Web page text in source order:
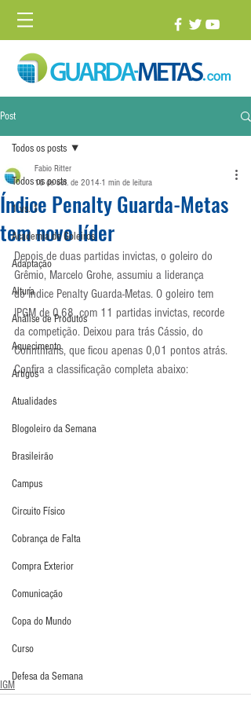
Post
Todos os posts
1 vs. 1
Academia de Goleiros
Adaptação
Altura
Análise de Produtos
Aquecimento
Artigos
Atualidades
Blogoleiro da Semana
Brasileirão
Campus
Circuito Físico
Cobrança de Falta
Compra Exterior
Comunicação
Copa do Mundo
Curso
Defesa da Semana
Todos os posts
Índice Penalty Guarda-Metas
tem novo líder
Fabio Ritter
16 de set. de 2014 1 min de leitura
Depois de duas partidas invictas, o goleiro do
Grêmio, Marcelo Grohe, assumiu a liderança
do Índice Penalty Guarda-Metas. O goleiro tem
IPGM de 0,68, com 11 partidas invictas, recorde
da competição. Deixou para trás Cássio, do
Corinthians, que ficou apenas 0,01 pontos atrás.
Confira a classificação completa abaixo:
IGM